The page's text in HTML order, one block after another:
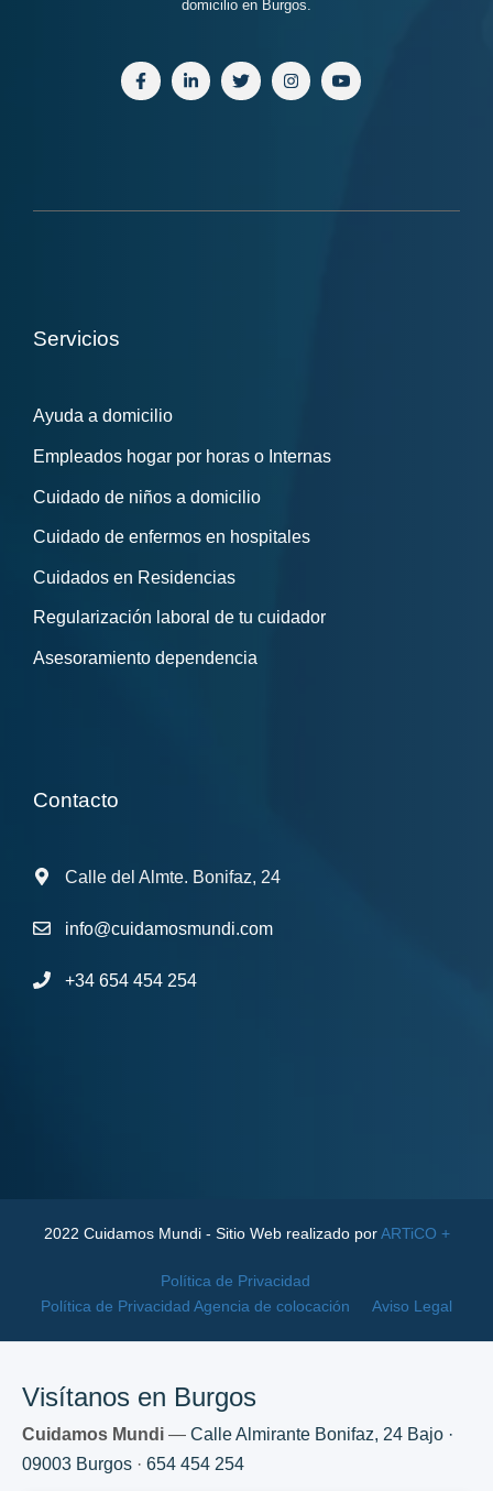
domicilio en Burgos.
Servicios
Ayuda a domicilio
Empleados hogar por horas o Internas
Cuidado de niños a domicilio
Cuidado de enfermos en hospitales
Cuidados en Residencias
Regularización laboral de tu cuidador
Asesoramiento dependencia
Contacto
Calle del Almte. Bonifaz, 24
info@cuidamosmundi.com
+34 654 454 254
2022 Cuidamos Mundi - Sitio Web realizado porARTiCO +
Política de Privacidad
Política de Privacidad Agencia de colocación
Aviso Legal
Visítanos en Burgos
Cuidamos Mundi — Calle Almirante Bonifaz, 24 Bajo ·
09003 Burgos · 654 454 254